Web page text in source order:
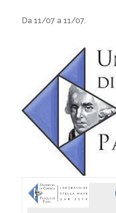
Da 11/07 a 11/07.